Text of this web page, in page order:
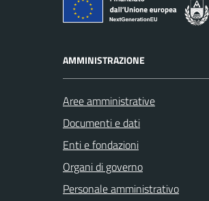
AMMINISTRAZIONE
Aree amministrative
Documenti e dati
Enti e fondazioni
Organi di governo
Personale amministrativo